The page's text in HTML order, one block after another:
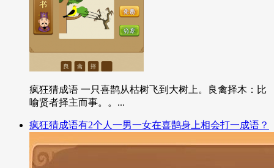
疯狂猜成语 一只喜鹊从枯树飞到大树上。良禽择木：比
喻贤者择主而事。。...
疯狂猜成语有2个人一男一女在喜鹊身上相会打一成语？